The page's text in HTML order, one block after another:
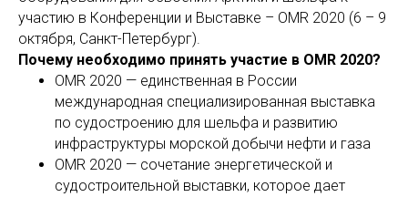
участию в Конференции и Выставке – OMR 2020 (6 – 9
октября, Санкт-Петербург).
Почему необходимо принять участие в OMR 2020?
OMR 2020 — единственная в России
международная специализированная выставка
по судостроению для шельфа и развитию
инфраструктуры морской добычи нефти и газа
OMR 2020 — сочетание энергетической и
судостроительной выставки, которое дает